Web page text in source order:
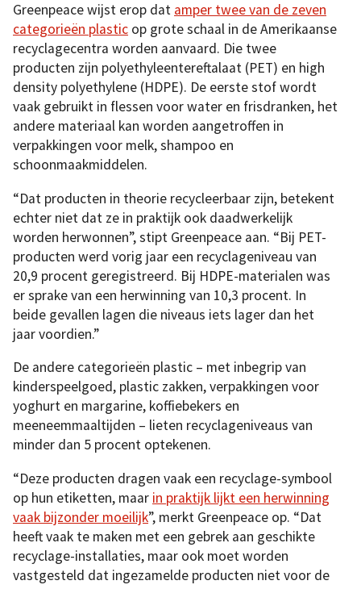
Greenpeace wijst erop dat amper twee van de zeven
categorieën plastic op grote schaal in de Amerikaanse
recyclagecentra worden aanvaard. Die twee
producten zijn polyethyleentereftalaat (PET) en high
density polyethylene (HDPE). De eerste stof wordt
vaak gebruikt in flessen voor water en frisdranken, het
andere materiaal kan worden aangetroffen in
verpakkingen voor melk, shampoo en
schoonmaakmiddelen.
“Dat producten in theorie recycleerbaar zijn, betekent
echter niet dat ze in praktijk ook daadwerkelijk
worden herwonnen”, stipt Greenpeace aan. “Bij PET-
producten werd vorig jaar een recyclageniveau van
20,9 procent geregistreerd. Bij HDPE-materialen was
er sprake van een herwinning van 10,3 procent. In
beide gevallen lagen die niveaus iets lager dan het
jaar voordien.”
De andere categorieën plastic – met inbegrip van
kinderspeelgoed, plastic zakken, verpakkingen voor
yoghurt en margarine, koffiebekers en
meeneemmaaltijden – lieten recyclageniveaus van
minder dan 5 procent optekenen.
“Deze producten dragen vaak een recyclage-symbool
op hun etiketten, maar in praktijk lijkt een herwinning
vaak bijzonder moeilijk”, merkt Greenpeace op. “Dat
heeft vaak te maken met een gebrek aan geschikte
recyclage-installaties, maar ook moet worden
vastgesteld dat ingezamelde producten niet voor de